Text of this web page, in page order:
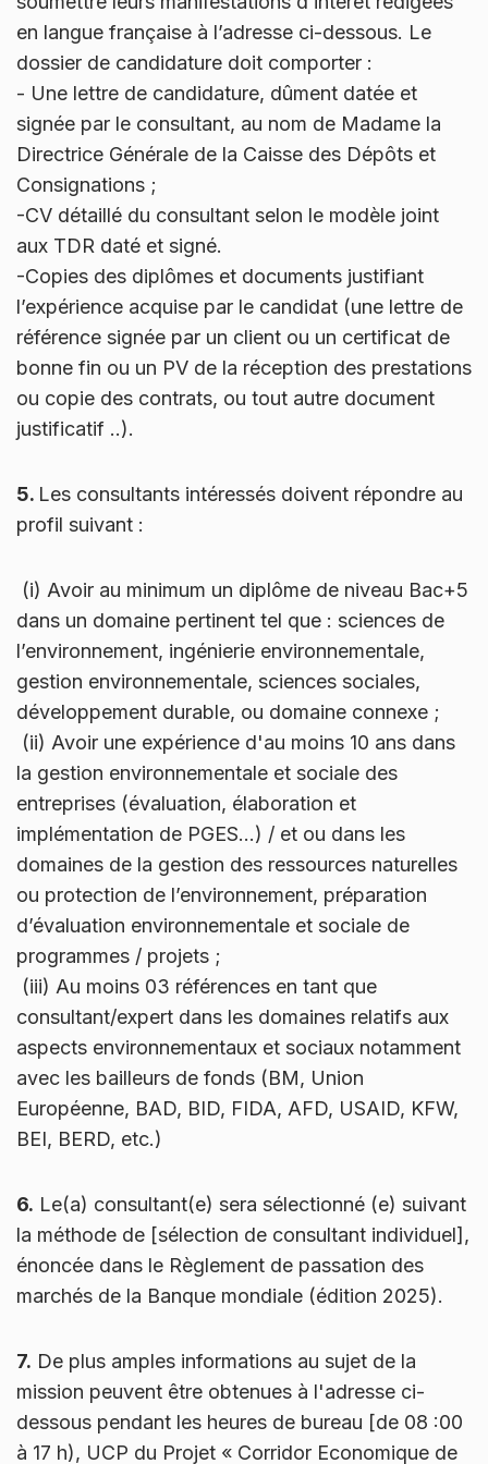
en langue française à l’adresse ci-dessous. Le
dossier de candidature doit comporter :
- Une lettre de candidature, dûment datée et
signée par le consultant, au nom de Madame la
Directrice Générale de la Caisse des Dépôts et
Consignations ;
-CV détaillé du consultant selon le modèle joint
aux TDR daté et signé.
-Copies des diplômes et documents justifiant
l’expérience acquise par le candidat (une lettre de
référence signée par un client ou un certificat de
bonne fin ou un PV de la réception des prestations
ou copie des contrats, ou tout autre document
justificatif ..).
5. Les consultants intéressés doivent répondre au
profil suivant :
(i) Avoir au minimum un diplôme de niveau Bac+5
dans un domaine pertinent tel que : sciences de
l’environnement, ingénierie environnementale,
gestion environnementale, sciences sociales,
développement durable, ou domaine connexe ;
(ii) Avoir une expérience d'au moins 10 ans dans
la gestion environnementale et sociale des
entreprises (évaluation, élaboration et
implémentation de PGES…) / et ou dans les
domaines de la gestion des ressources naturelles
ou protection de l’environnement, préparation
d’évaluation environnementale et sociale de
programmes / projets ;
(iii) Au moins 03 références en tant que
consultant/expert dans les domaines relatifs aux
aspects environnementaux et sociaux notamment
avec les bailleurs de fonds (BM, Union
Européenne, BAD, BID, FIDA, AFD, USAID, KFW,
BEI, BERD, etc.)
6. Le(a) consultant(e) sera sélectionné (e) suivant
la méthode de [sélection de consultant individuel],
énoncée dans le Règlement de passation des
marchés de la Banque mondiale (édition 2025).
7. De plus amples informations au sujet de la
mission peuvent être obtenues à l'adresse ci-
dessous pendant les heures de bureau [de 08 :00
à 17 h), UCP du Projet « Corridor Economique de